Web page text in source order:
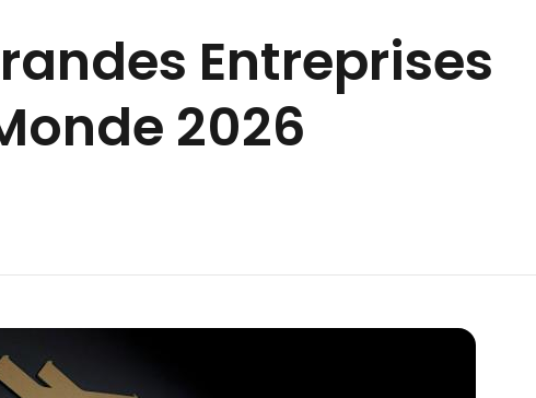
Entreprises
2026